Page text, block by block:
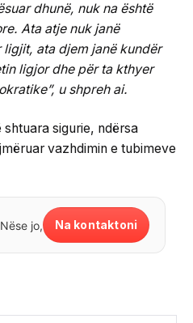
dhunë, nuk na është
Ata atje nuk janë
ata djem janë kundër
ligjor dhe për ta kthyer
u shpreh ai.
shtuara sigurie, ndërsa
vazhdimin e tubimeve
jo, Na kontaktoni